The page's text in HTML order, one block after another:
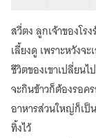
10
สวี่ตง ลูกเจ้าของโ
เลี้ยงดู เพราะหวังจ
ชีวิตของเขาเปลี่ยน
จะกินข้าวก็ต้องรอค
อาหารส่วนใหญ่ก็เป็
ทิ้งไว้